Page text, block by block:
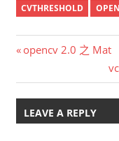
CVTHRESHOLD
文
章
导
Previous
opencv 2.0 之 Mat
LEAVE A REPLY